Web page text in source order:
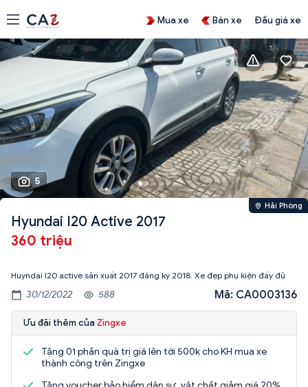
Mua xe Bán xe Đấu giá xe
5
Hải Phòng
Hyundai I20 Active 2017
360 triệu
Huyndai I20 active sản xuất 2017 đăng ký 2018. Xe đẹp phụ kiện đầy đủ
30/12/2022 588 Mã: CA0003136
Ưu đãi thêm của Zingxe
Tặng 01 phần quà trị giá lên tới 500k cho KH mua xe
thành công trên Zingxe